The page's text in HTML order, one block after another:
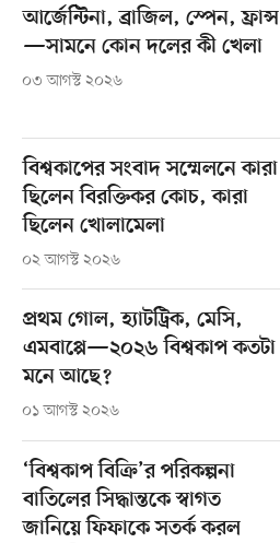
আর্জেন্টিনা, ব্রাজিল, স্পেন, ফ্রান্স
—সামনে কোন দলের কী খেলা
০৩ আগস্ট ২০২৬
বিশ্বকাপের সংবাদ সম্মেলনে কারা
ছিলেন বিরক্তিকর কোচ, কারা
ছিলেন খোলামেলা
০২ আগস্ট ২০২৬
প্রথম গোল, হ্যাটট্রিক, মেসি,
এমবাপ্পে—২০২৬ বিশ্বকাপ কতটা
মনে আছে?
০১ আগস্ট ২০২৬
‘বিশ্বকাপ বিক্রি’র পরিকল্পনা
বাতিলের সিদ্ধান্তকে স্বাগত
জানিয়ে ফিফাকে সতর্ক করল